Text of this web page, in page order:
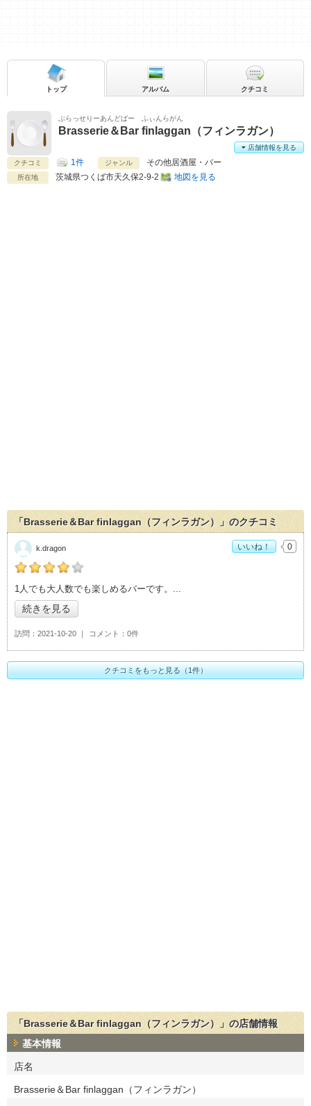
ぶらっせりーあんどばー ふぃんらがん
Brasserie＆Bar finlaggan（フィンラガン）
クチコミ 1件 ジャンル その他居酒屋・バー
所在地 茨城県つくば市天久保2-9-2 地図を見る
店舗情報を見る
トップ アルバム クチコミ
「Brasserie＆Bar finlaggan（フィンラガン）」のクチコミ
の「Brasserie＆Bar finlaggan（フィンラガン）」おすすめ
度：4
1人でも大人数でも楽しめるバーです。
続きを見る
訪問 2021-10-20 コメント 0件
k.dragon いいね！ 0
クチコミをもっと見る（1件）
「Brasserie＆Bar finlaggan（フィンラガン）」の店舗情報
基本情報
店名
Brasserie＆Bar finlaggan（フィンラガン）